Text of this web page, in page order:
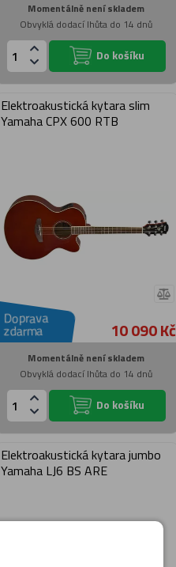
Momentálně není skladem
Obvyklá dodací lhůta do 14 dnů
Do košíku
Elektroakustická kytara slim
Yamaha CPX 600 RTB
Doprava
zdarma 10 090 Kč
Momentálně není skladem
Obvyklá dodací lhůta do 14 dnů
Do košíku
Elektroakustická kytara jumbo
Yamaha LJ6 BS ARE